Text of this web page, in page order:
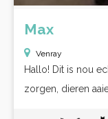
Max
Venray
Hallo! Dit is nou
zorgen, dieren